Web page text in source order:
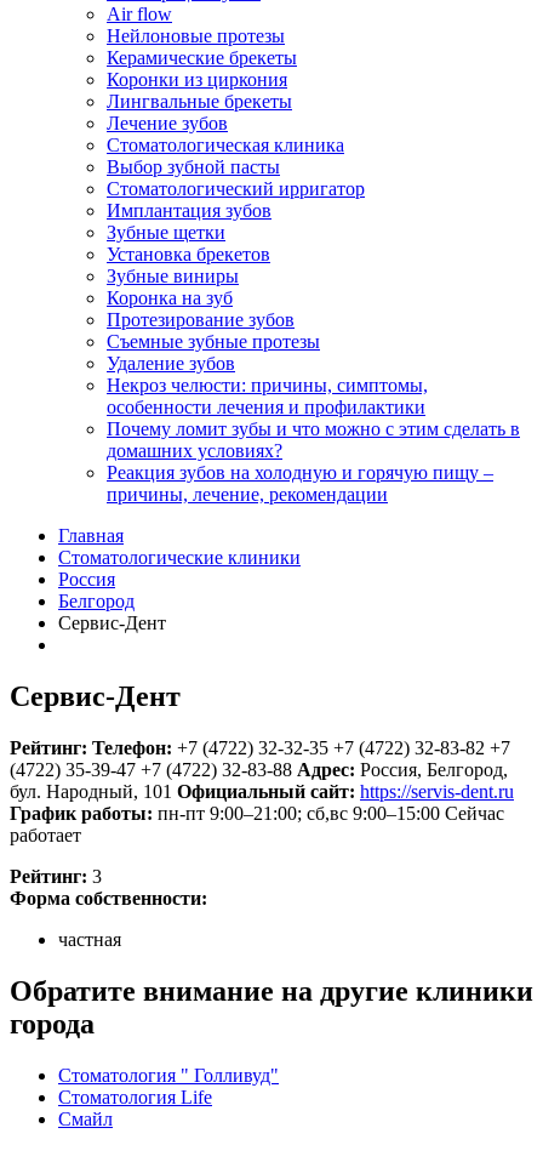
Air flow
Нейлоновые протезы
Керамические брекеты
Коронки из циркония
Лингвальные брекеты
Лечение зубов
Стоматологическая клиника
Выбор зубной пасты
Стоматологический ирригатор
Имплантация зубов
Зубные щетки
Установка брекетов
Зубные виниры
Коронка на зуб
Протезирование зубов
Съемные зубные протезы
Удаление зубов
Некроз челюсти: причины, симптомы,
особенности лечения и профилактики
Почему ломит зубы и что можно с этим сделать в
домашних условиях?
Реакция зубов на холодную и горячую пищу –
причины, лечение, рекомендации
Главная
Стоматологические клиники
Россия
Белгород
Сервис-Дент
Сервис-Дент
Рейтинг: Телефон: +7 (4722) 32-32-35 +7 (4722) 32-83-82 +7
(4722) 35-39-47 +7 (4722) 32-83-88 Адрес: Россия, Белгород,
бул. Народный, 101 Официальный сайт: https://servis-dent.ru
График работы: пн-пт 9:00–21:00; сб,вс 9:00–15:00 Сейчас
работает
Рейтинг: 3
Форма собственности:
частная
Обратите внимание на другие клиники
города
Стоматология " Голливуд"
Стоматология Life
Смайл